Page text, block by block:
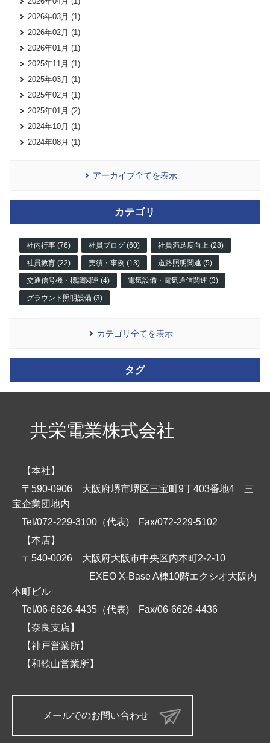
2026年03月 (1)
2026年02月 (1)
2026年01月 (1)
2025年11月 (1)
2025年03月 (1)
2025年02月 (1)
2025年01月 (2)
2024年10月 (1)
2024年08月 (1)
アーカイブ全てを表示
カテゴリ
社内行事 (76) 社員ブログ (60) 社員満足度向上 (28)
社員教育 (22) 実績・事例 (13) 道路照明関連 (5)
交通信号機・標識関連 (4) 電気設備・電気通信関連 (3)
グラウンド照明設備 (3)
カテゴリ全てを表示
タグ
共栄電業株式会社
【本社】
〒590-0906 大阪府堺市堺区三宝町9丁403番地4 三
宝企業団地内
Tel/072-229-3100（代表)
Fax/072-229-5102
【本店】
〒540-0026 大阪府大阪市中央区内本町2-2-10
EXEO X-Base A棟10階エクシオ大阪内
本町ビル
Tel/06-6626-4435（代表)
Fax/06-6626-4436
【奈良支店】
【神戸営業所】
【和歌山営業所】
メールでのお問い合わせ